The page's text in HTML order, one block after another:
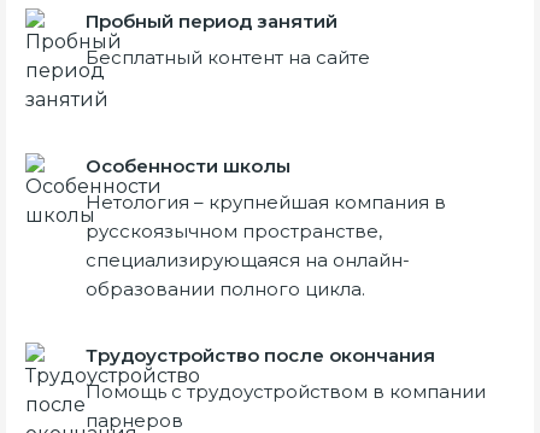
Пробный период занятий
Бесплатный контент на сайте
Особенности школы
Нетология – крупнейшая компания в
русскоязычном пространстве,
специализирующаяся на онлайн-
образовании полного цикла.
Трудоустройство после окончания
Помощь с трудоустройством в компании
парнеров